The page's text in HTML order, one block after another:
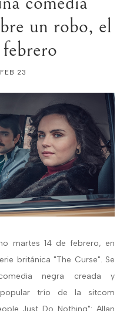
un robo, el
23
martes 14 de febrero, en
británica "The Curse". Se
negra creada y
trío de la sitcom